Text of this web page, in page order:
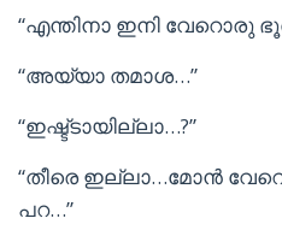
“എന്തിനാ ഇനി വേറൊരു
“അയ്യാ തമാശ…”
“ഇഷ്ട്ടായില്ലാ…?”
“തീരെ ഇല്ലാ…മോൻ
പറ…”